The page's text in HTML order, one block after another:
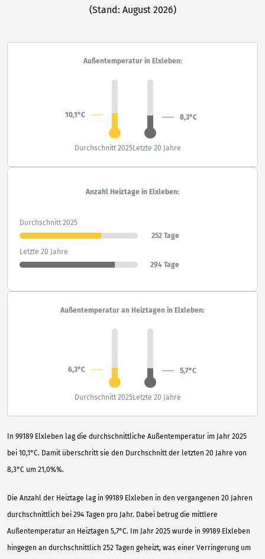
(Stand: August 2026)
In 99189 Elxleben lag die durchschnittliche Außentemperatur im Jahr 2025
bei 10,1°C. Damit überschritt sie den Durchschnitt der letzten 20 Jahre von
8,3°C um 21,0%%.
Die Anzahl der Heiztage lag in 99189 Elxleben in den vergangenen 20 Jahren
durchschnittlich bei 294 Tagen pro Jahr. Dabei betrug die mittlere
Außentemperatur an Heiztagen 5,7°C. Im Jahr 2025 wurde in 99189 Elxleben
hingegen an durchschnittlich 252 Tagen geheizt, was einer Verringerung um
Außentemperatur in Elxleben:
10,1°C 8,3°C
Durchschnitt 2025Letzte 20 Jahre
Anzahl Heiztage in Elxleben:
Durchschnitt 2025
252 Tage
Letzte 20 Jahre
294 Tage
Außentemperatur an Heiztagen in Elxleben:
6,3°C 5,7°C
Durchschnitt 2025Letzte 20 Jahre